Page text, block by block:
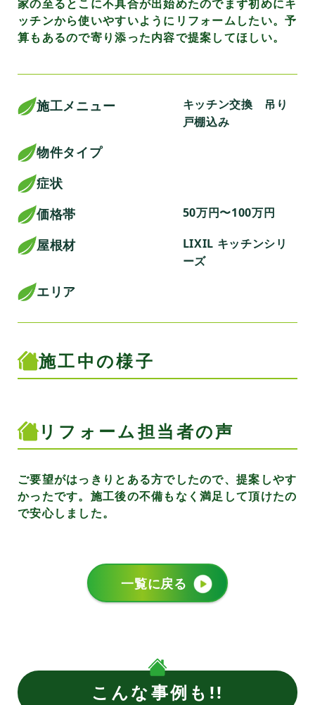
家の至るとこに不具合が出始めたのでまず初めにキ
ッチンから使いやすいようにリフォームしたい。予
算もあるので寄り添った内容で提案してほしい。
施工メニュー
キッチン交換 吊り
戸棚込み
物件タイプ
症状
価格帯
50万円〜100万円
屋根材
LIXIL キッチンシリ
ーズ
エリア
施工中の様子
リフォーム担当者の声
ご要望がはっきりとある方でしたので、提案しやす
かったです。施工後の不備もなく満足して頂けたの
で安心しました。
一覧に戻る
こんな事例も!!